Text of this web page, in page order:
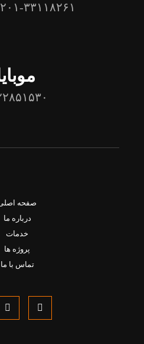
صفحه
درباره ما
خدمات
پروژه ها
تماس با ما